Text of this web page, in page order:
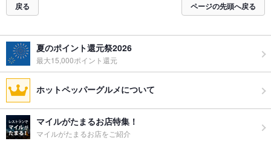
戻る ページの先頭へ戻る
夏のポイント還元祭2026
最大15,000ポイント還元
ホットペッパーグルメについて
マイルがたまるお店特集！
マイルがたまるお店をご紹介